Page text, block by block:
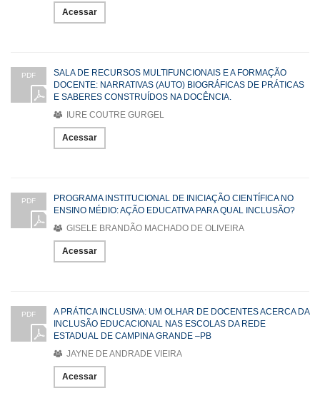
Acessar
PDF
SALA DE RECURSOS MULTIFUNCIONAIS E A FORMAÇÃO
DOCENTE: NARRATIVAS (AUTO) BIOGRÁFICAS DE PRÁTICAS
E SABERES CONSTRUÍDOS NA DOCÊNCIA.
IURE COUTRE GURGEL
Acessar
PDF
PROGRAMA INSTITUCIONAL DE INICIAÇÃO CIENTÍFICA NO
ENSINO MÉDIO: AÇÃO EDUCATIVA PARA QUAL INCLUSÃO?
GISELE BRANDÃO MACHADO DE OLIVEIRA
Acessar
PDF
A PRÁTICA INCLUSIVA: UM OLHAR DE DOCENTES ACERCA DA
INCLUSÃO EDUCACIONAL NAS ESCOLAS DA REDE
ESTADUAL DE CAMPINA GRANDE –PB
JAYNE DE ANDRADE VIEIRA
Acessar